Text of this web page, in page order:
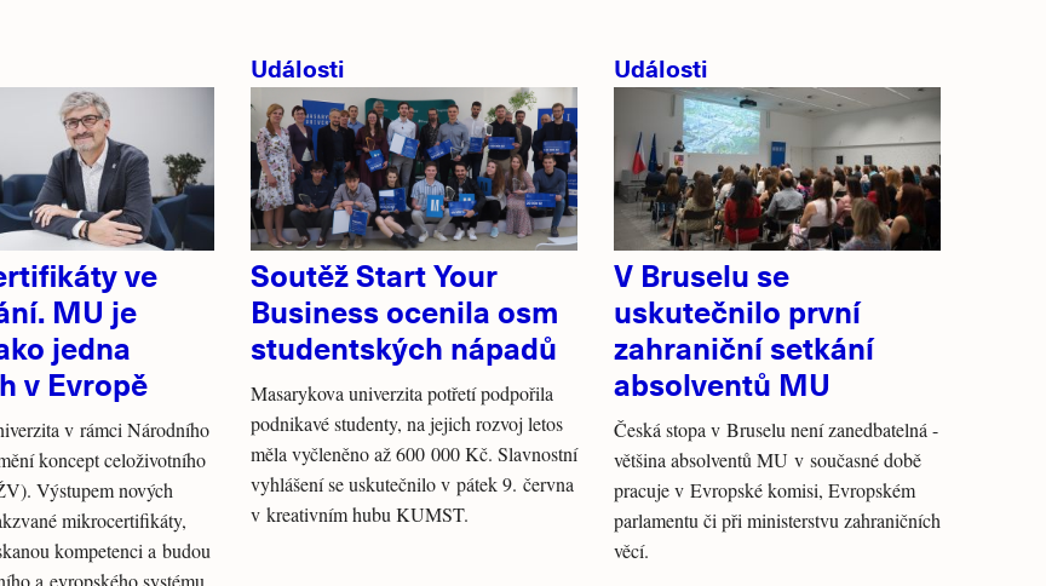
ve
MU je
jedna
v Evropě
v rámci Národního
koncept celoživotního
Výstupem nových
mikrocertifikáty,
kompetenci a budou
a evropského systému.
Události
Soutěž Start Your
Business ocenila osm
studentských nápadů
Masarykova univerzita potřetí podpořila
podnikavé studenty, na jejich rozvoj letos
měla vyčleněno až 600 000 Kč. Slavnostní
vyhlášení se uskutečnilo v pátek 9. června
v kreativním hubu KUMST.
Události
V Bruselu se
uskutečnilo první
zahraniční setkání
absolventů MU
Česká stopa v Bruselu není zanedbatelná -
většina absolventů MU v současné době
pracuje v Evropské komisi, Evropském
parlamentu či při ministerstvu zahraničních
věcí.